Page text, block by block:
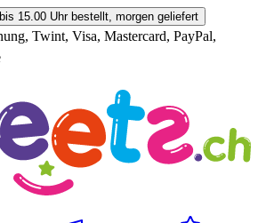
15.00 Uhr bestellt, morgen geliefert
Twint, Visa, Mastercard, PayPal,